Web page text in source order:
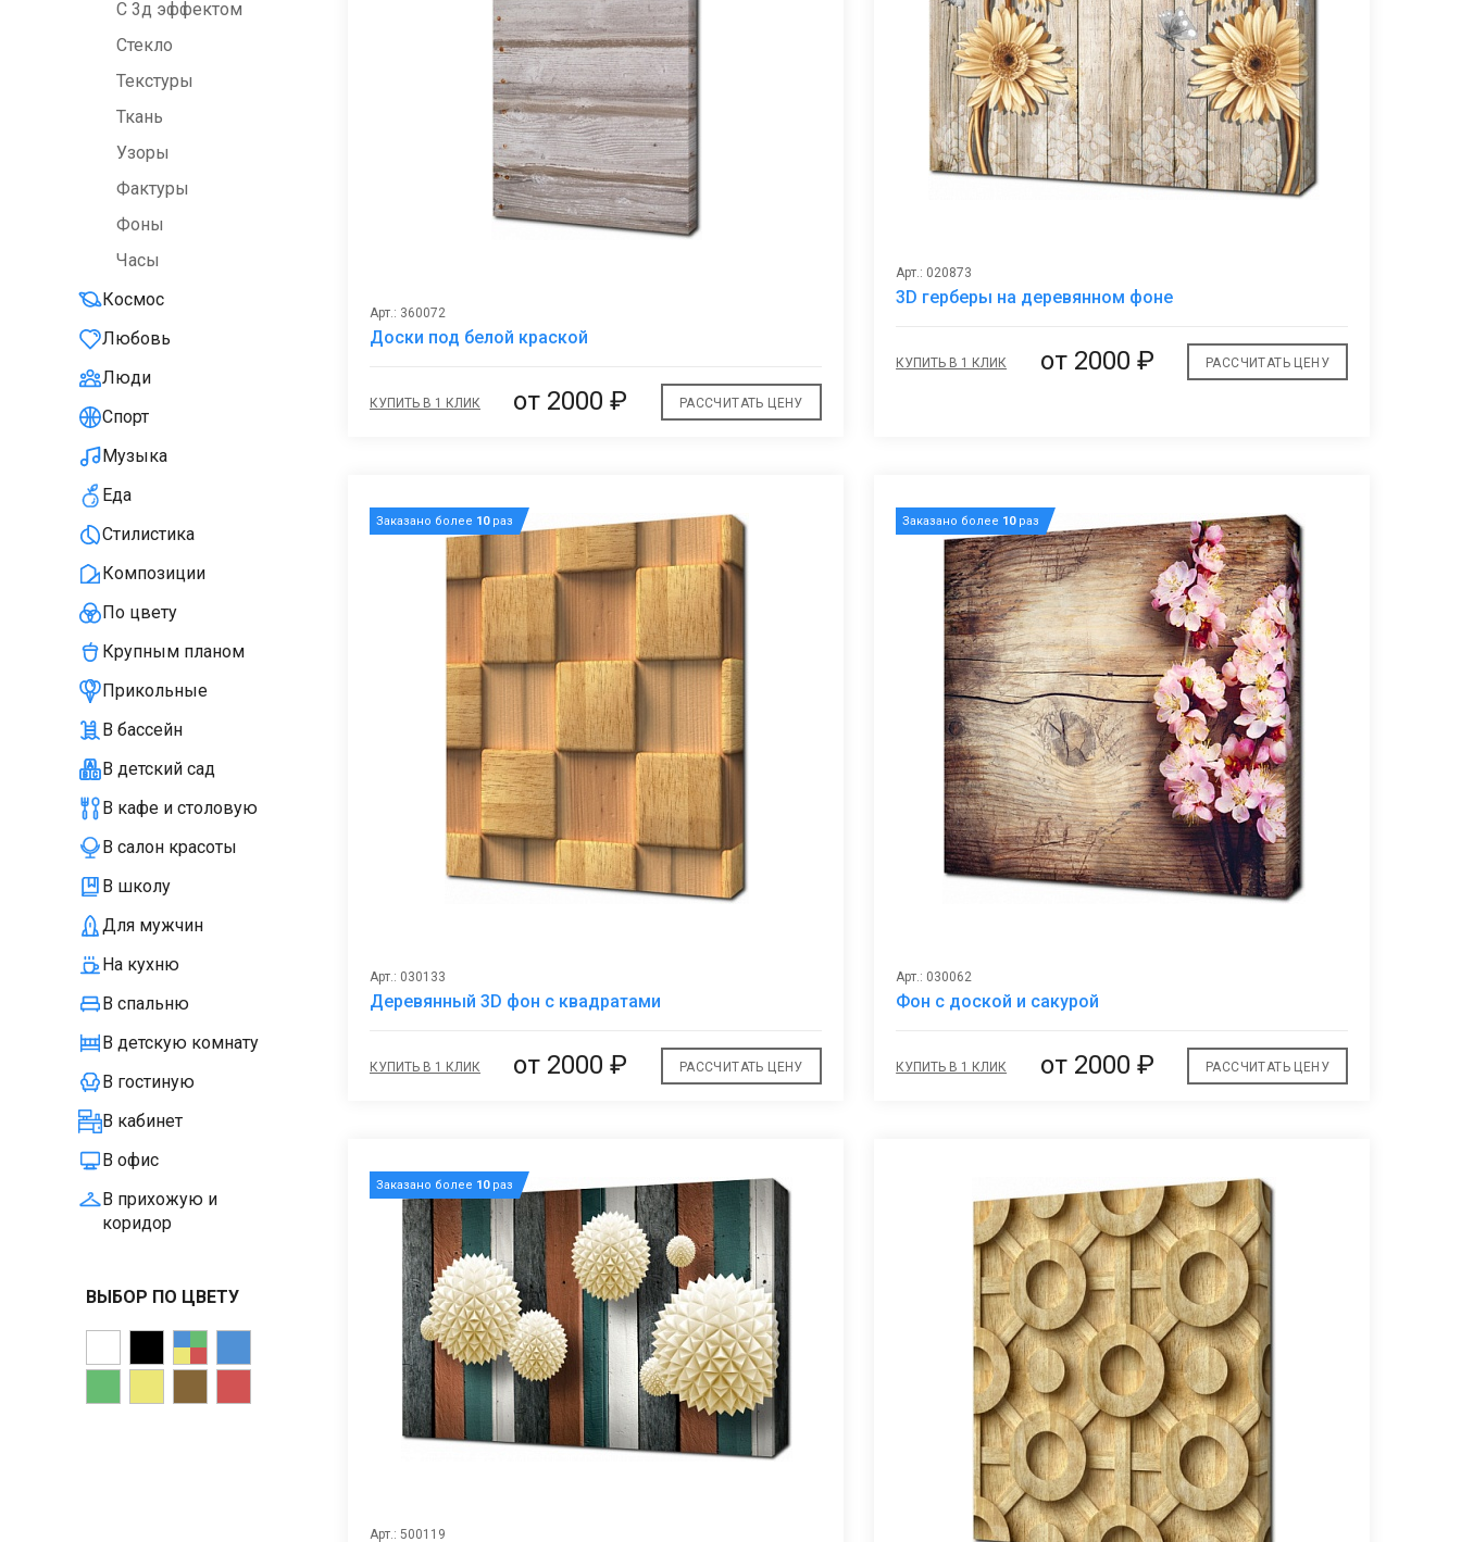
С 3д эффектом
Стекло
Текстуры
Ткань
Узоры
Фактуры
Фоны
Часы
Космос
Любовь
Люди
Спорт
Музыка
Еда
Стилистика
Композиции
По цвету
Крупным планом
Прикольные
В бассейн
В детский сад
В кафе и столовую
В салон красоты
В школу
Для мужчин
На кухню
В спальню
В детскую комнату
В гостиную
В кабинет
В офис
В прихожую и
коридор
ВЫБОР ПО ЦВЕТУ
Арт.: 360072
Доски под белой краской
КУПИТЬ В 1 КЛИК от 2000 ₽ РАССЧИТАТЬ ЦЕНУ
Арт.: 020873
3D герберы на деревянном фоне
КУПИТЬ В 1 КЛИК от 2000 ₽ РАССЧИТАТЬ ЦЕНУ
Заказано более 10раз
Арт.: 030133
Деревянный 3D фон с квадратами
избранное
КУПИТЬ В 1 КЛИК от 2000 ₽ РАССЧИТАТЬ ЦЕНУ
Заказано более 10раз
Арт.: 030062
Фон с доской и сакурой
КУПИТЬ В 1 КЛИК от 2000 ₽ РАССЧИТАТЬ ЦЕНУ
Заказано более 10раз
Арт.: 500119